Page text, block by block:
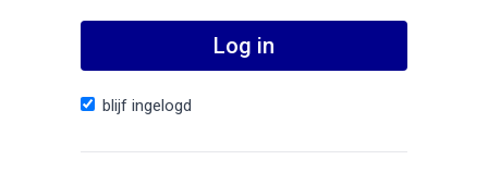
Log in
blijf ingelogd